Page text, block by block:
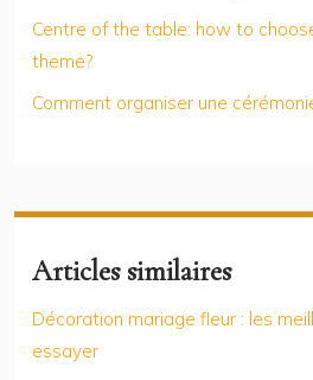
Centre of the table: how to
theme?
Comment organiser une
Articles similaires
Décoration mariage fleur : les
essayer